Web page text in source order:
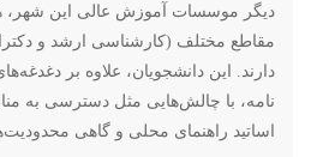
دیگر موسسات آموزش عالی این شهر،
مقاطع مختلف (کارشناسی ارشد و دکترا)
دارند. این دانشجویان، علاوه بر
نامه، با چالش‌هایی مثل دسترسی به
اساتید راهنمای محلی و گاهی